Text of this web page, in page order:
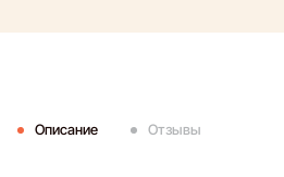
Описание Отзывы